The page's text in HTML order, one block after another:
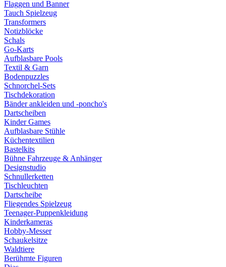
Flaggen und Banner
Tauch Spielzeug
Transformers
Notizblöcke
Schals
Go-Karts
Aufblasbare Pools
Textil & Garn
Bodenpuzzles
Schnorchel-Sets
Tischdekoration
Bänder ankleiden und -poncho's
Dartscheiben
Kinder Games
Aufblasbare Stühle
Küchentextilien
Bastelkits
Bühne Fahrzeuge & Anhänger
Designstudio
Schnullerketten
Tischleuchten
Dartscheibe
Fliegendes Spielzeug
Teenager-Puppenkleidung
Kinderkameras
Hobby-Messer
Schaukelsitze
Waldtiere
Berühmte Figuren